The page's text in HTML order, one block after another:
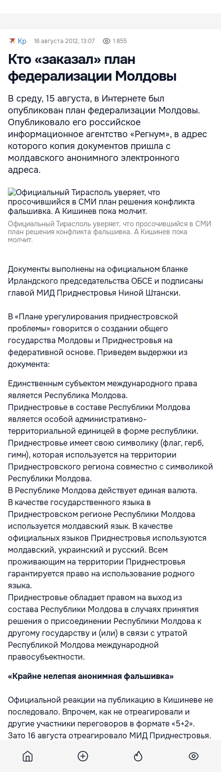
Kp 16 августа 2012, 13:07 1 855
Кто «заказал» план
федерализации Молдовы
В среду, 15 августа, в Интернете был
опубликован план федерализации Молдовы.
Опубликовало его российское
информационное агентство «Регнум», в адрес
которого копия документов пришла с
молдавского анонимного электронного
адреса.
Официальный Тирасполь уверяет, что просочившийся в СМИ
план решения конфликта фальшивка. А Кишинев пока
молчит.
Документы выполнены на официальном бланке
Ирландского председательства ОБСЕ и подписаны
главой МИД Приднестровья Ниной Штански.
В «Плане урегулирования приднестровской
проблемы» говорится о создании общего
государства Молдовы и Приднестровья на
федеративной основе. Приведем выдержки из
документа:
Единственным субъектом международного права
является Республика Молдова.
Приднестровье в составе Республики Молдова
является особой административно-
территориальной единицей в форме республики.
Приднестровье имеет свою символику (флаг, герб,
гимн), которая используется на территории
Приднестровского региона совместно с символикой
Республики Молдова.
В Республике Молдова действует единая валюта.
В качестве государственного языка в
Приднестровском регионе Республики Молдова
используется молдавский язык. В качестве
официальных языков Приднестровья используются
молдавский, украинский и русский. Всем
проживающим на территории Приднестровья
гарантируется право на использование родного
языка.
Приднестровье обладает правом на выход из
состава Республики Молдова в случаях принятия
решения о присоединении Республики Молдова к
другому государству и (или) в связи с утратой
Республикой Молдова международной
правосубъектности.
«Крайне нелепая анонимная фальшивка»
Официальной реакции на публикацию в Кишиневе не
последовало. Впрочем, как не отреагировали и
другие участники переговоров в формате «5+2».
Зато 16 августа отреагировало МИД Приднестровья.
внешнеполитического ведомства целиком: